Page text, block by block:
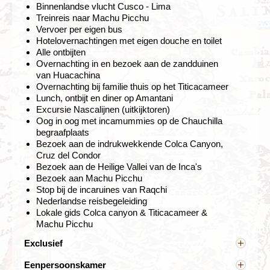
De temperatuur is hier het hele jaar aangenaam, dus
een duik in het zwembad aan het einde van de dag is
een heerlijke afsluiter.
Het gezellige Arequipa en de diepe Colca
Canyon
Dag 7 Nazca - Arequipa
Dag 8 Arequipa
Dag 9 Arequipa - Colca Canyon
Dag 10 Colca Canyon, bezoek Cruz del Condor
Binnenlandse vlucht Cusco - Lima
Treinreis naar Machu Picchu
Vervoer per eigen bus
Hotelovernachtingen met eigen douche en toilet
Alle ontbijten
Overnachting in en bezoek aan de zandduinen
van Huacachina
Overnachting bij familie thuis op het Titicacameer
Lunch, ontbijt en diner op Amantani
Excursie Nascalijnen (uitkijktoren)
Oog in oog met incamummies op de Chauchilla
begraafplaats
Bezoek aan de indrukwekkende Colca Canyon,
Cruz del Condor
Bezoek aan de Heilige Vallei van de Inca's
Bezoek aan Machu Picchu
Stop bij de incaruines van Raqchi
Nederlandse reisbegeleiding
Lokale gids Colca canyon & Titicacameer &
Machu Picchu
Exclusief
Eenpersoonskamer